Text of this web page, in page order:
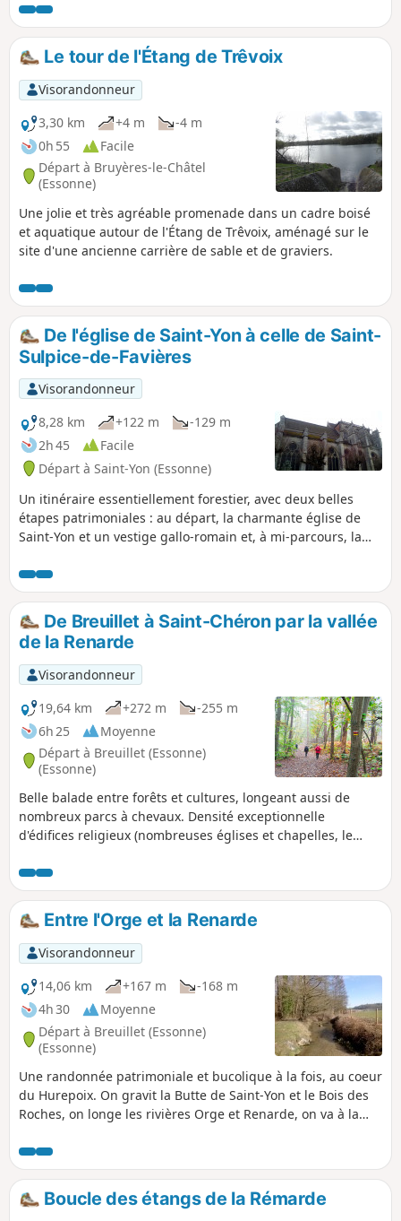
randonnée et, en point d'orgue, à la Basilique de Longpont.
Le tour de l'Étang de Trêvoix
Visorandonneur
3,30 km
+4 m
-4 m
0h 55
Facile
Départ à Bruyères-le-Châtel
(Essonne)
Une jolie et très agréable promenade dans un cadre boisé
et aquatique autour de l'Étang de Trêvoix, aménagé sur le
site d'une ancienne carrière de sable et de graviers.
De l'église de Saint-Yon à celle de Saint-
Sulpice-de-Favières
Visorandonneur
8,28 km
+122 m
-129 m
2h 45
Facile
Départ à Saint-Yon (Essonne)
Un itinéraire essentiellement forestier, avec deux belles
étapes patrimoniales : au départ, la charmante église de
Saint-Yon et un vestige gallo-romain et, à mi-parcours, la
De Breuillet à Saint-Chéron par la vallée
de la Renarde
Visorandonneur
19,64 km
+272 m
-255 m
6h 25
Moyenne
Départ à Breuillet (Essonne)
(Essonne)
Belle balade entre forêts et cultures, longeant aussi de
nombreux parcs à chevaux. Densité exceptionnelle
d'édifices religieux (nombreuses églises et chapelles, le
de Favières, destination de pèlerinage jusqu'au XXe siècle).
On rencontre aussi de nombreux châteaux, vestiges
médiévaux (Saint-Yon, Château de la Grange) ou plus
modernes et bien conservés (le Segrez, Souzy-la-Briche,
Villeconin).
Entre l'Orge et la Renarde
Visorandonneur
14,06 km
+167 m
-168 m
4h 30
Moyenne
Départ à Breuillet (Essonne)
(Essonne)
Une randonnée patrimoniale et bucolique à la fois, au coeur
du Hurepoix. On gravit la Butte de Saint-Yon et le Bois des
Roches, on longe les rivières Orge et Renarde, on va à la
superbe église Saint-Sulpice.
Boucle des étangs de la Rémarde